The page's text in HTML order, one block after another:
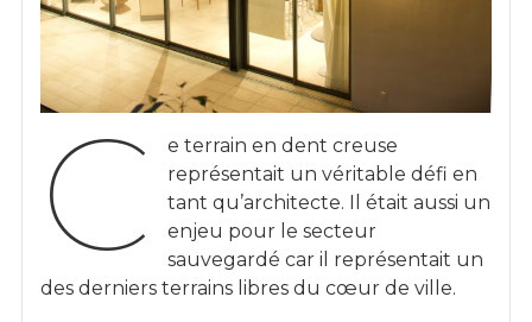
C
e terrain en dent creuse
représentait un véritable défi en
tant qu’architecte. Il était aussi un
enjeu pour le secteur
sauvegardé car il représentait un
des derniers terrains libres du cœur de ville.